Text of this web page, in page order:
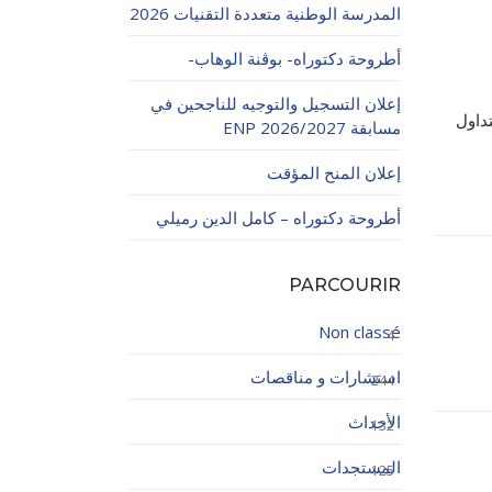
المدرسة الوطنية متعددة التقنيات 2026
أطروحة دكتوراه- بوڨنة الوهاب-
إعلان التسجيل والتوجيه للناجحين في
مسابقة ENP 2026/2027
إعلان المنح المؤقت
أطروحة دكتوراه – كامل الدين رميلي
PARCOURIR
Non classé
4
استشارات و مناقصات
244
الأحداث
132
المستجدات
125